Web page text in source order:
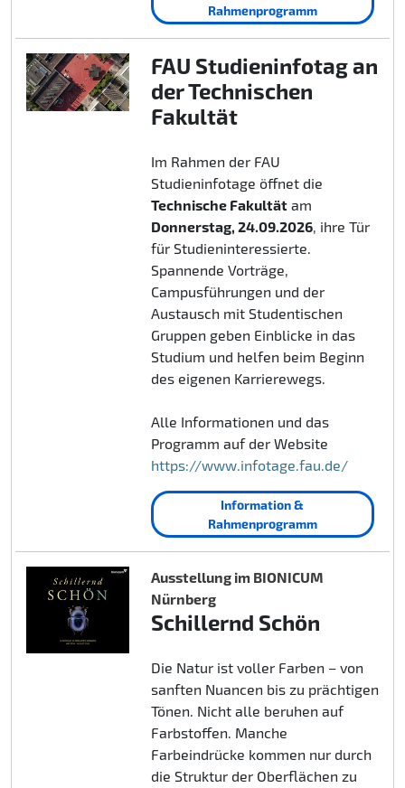
Rahmenprogramm
FAU Studieninfotag an
der Technischen
Fakultät
Im Rahmen der FAU
Studieninfotage öffnet die
Technische Fakultätam
Donnerstag, 24.09.2026, ihre Tür
für Studieninteressierte.
Spannende Vorträge,
Campusführungen und der
Austausch mit Studentischen
Gruppen geben Einblicke in das
Studium und helfen beim Beginn
des eigenen Karrierewegs.
Alle Informationen und das
Programm auf der Website
https://www.infotage.fau.de/
Information &
Rahmenprogramm
Ausstellung im BIONICUM
Nürnberg
Schillernd Schön
Die Natur ist voller Farben – von
sanften Nuancen bis zu prächtigen
Tönen. Nicht alle beruhen auf
Farbstoffen. Manche
Farbeindrücke kommen nur durch
die Struktur der Oberflächen zu